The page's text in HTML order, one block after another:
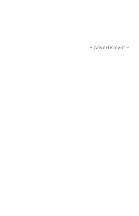
- Advertisment -